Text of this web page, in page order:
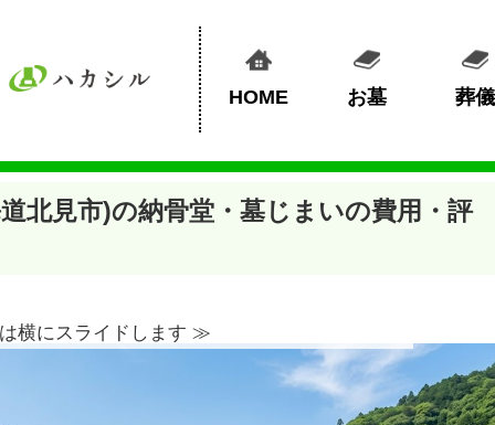
HOME お墓 葬儀
北見市)の納骨堂・墓じまいの費用・評
横にスライドします ≫︎